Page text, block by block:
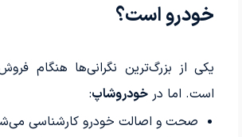
خودرو است؟
یکی از بزرگ‌ترین نگرانی‌ها هنگام
است. اما در خودروشاپ:
صحت و اصالت خودرو کارشناسی